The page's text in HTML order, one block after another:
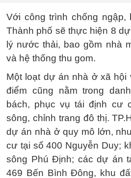
Với công trình chống ngập,
Thành phố sẽ thực hiện 8
lý nước thải, bao gồm nhà
và hệ thống thu gom.
Một loạt dự án nhà ở xã hội
điểm cũng nằm trong
bách, phục vụ tái định cư
sông, chỉnh trang đô thị.
dự án nhà ở quy mô lớn,
cư tại số 400 Nguyễn Duy;
sông Phú Định; các dự án
469 Bến Bình Đông, khu